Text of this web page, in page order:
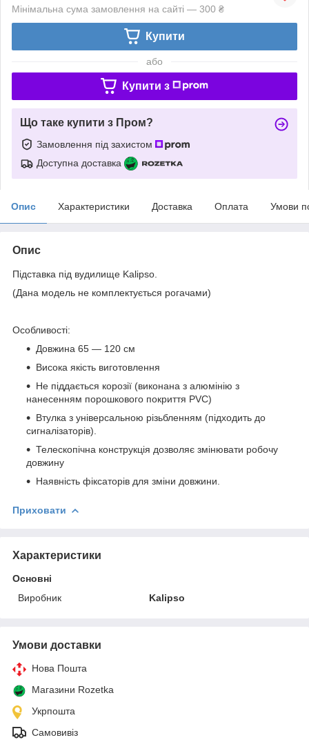
Мінімальна сума замовлення на сайті — 300 ₴
Купити
або
Купити з
Що таке купити з Пром?
Замовлення під захистом
Доступна доставка
Опис Характеристики Доставка Оплата Умови
Опис
Підставка під вудилище Kalipso.
(Дана модель не комплектується рогачами)
Особливості:
Довжина 65 — 120 см
Висока якість виготовлення
Не піддається корозії (виконана з алюмінію з
нанесенням порошкового покриття PVC)
Втулка з універсальною різьбленням (підходить до
сигналізаторів).
Телескопічна конструкція дозволяє змінювати робочу
довжину
Наявність фіксаторів для зміни довжини.
Приховати
Характеристики
Основні
Виробник
Kalipso
Умови доставки
Нова Пошта
Магазини Rozetka
Укрпошта
Самовивіз